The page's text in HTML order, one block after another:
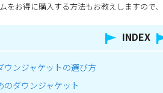
をお得に購入する方法もお教えしますので
INDEX
ウンジャケットの選び方
のダウンジャケット